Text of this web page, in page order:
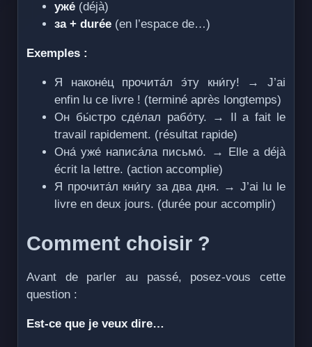
уже́ (déjà)
за + durée (en l’espace de…)
Exemples :
Я наконе́ц прочита́л э́ту кни́гу! → J’ai
enfin lu ce livre ! (terminé après longtemps)
Он бы́стро сде́лал рабо́ту. → Il a fait le
travail rapidement. (résultat rapide)
Она́ уже́ написа́ла письмо́. → Elle a déjà
écrit la lettre. (action accomplie)
Я прочита́л кни́гу за два дня. → J’ai lu le
livre en deux jours. (durée pour accomplir)
Comment choisir ?
Avant de parler au passé, posez-vous cette
question :
Est-ce que je veux dire…